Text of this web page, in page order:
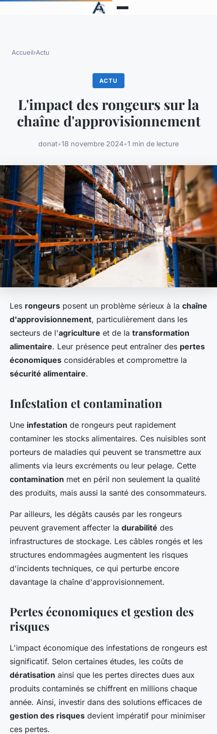
Accueil›Actu
ACTU
L'impact des rongeurs sur la
chaîne d'approvisionnement
donat•18 novembre 2024•1 min de lecture
Les rongeurs posent un problème sérieux à la chaîne
d'approvisionnement, particulièrement dans les
secteurs de l'agriculture et de la transformation
alimentaire. Leur présence peut entraîner des pertes
économiques considérables et compromettre la
sécurité alimentaire.
Infestation et contamination
Une infestation de rongeurs peut rapidement
contaminer les stocks alimentaires. Ces nuisibles sont
porteurs de maladies qui peuvent se transmettre aux
aliments via leurs excréments ou leur pelage. Cette
contamination met en péril non seulement la qualité
des produits, mais aussi la santé des consommateurs.
Par ailleurs, les dégâts causés par les rongeurs
peuvent gravement affecter la durabilité des
infrastructures de stockage. Les câbles rongés et les
structures endommagées augmentent les risques
d'incidents techniques, ce qui perturbe encore
davantage la chaîne d'approvisionnement.
Pertes économiques et gestion des
risques
L'impact économique des infestations de rongeurs est
significatif. Selon certaines études, les coûts de
dératisation ainsi que les pertes directes dues aux
produits contaminés se chiffrent en millions chaque
année. Ainsi, investir dans des solutions efficaces de
gestion des risques devient impératif pour minimiser
ces pertes.